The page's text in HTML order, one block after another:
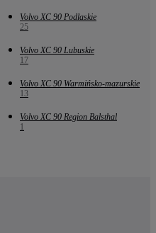
Volvo XC 90 Podlaskie
25
Volvo XC 90 Lubuskie
17
Volvo XC 90 Warmińsko-mazurskie
13
Volvo XC 90 Region Balsthal
1